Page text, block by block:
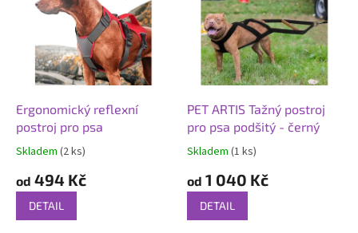
Ergonomický reflexní
postroj pro psa
Průměrné
produktu
5,0
Skladem (2 ks)
od 494 Kč
DETAIL
PET ARTIS Tažný postroj
pro psa podšitý - černý
Průměrné
produktu
5,0
Skladem (1 ks)
od 1 040 Kč
DETAIL